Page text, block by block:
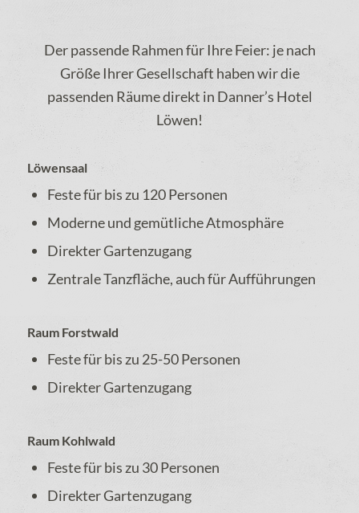
Der passende Rahmen für Ihre Feier: je nach
Größe Ihrer Gesellschaft haben wir die
passenden Räume direkt in Danner’s Hotel
Löwen!
Löwensaal
Feste für bis zu 120 Personen
Moderne und gemütliche Atmosphäre
Direkter Gartenzugang
Zentrale Tanzfläche, auch für Aufführungen
Raum Forstwald
Feste für bis zu 25-50 Personen
Direkter Gartenzugang
Raum Kohlwald
Feste für bis zu 30 Personen
Direkter Gartenzugang